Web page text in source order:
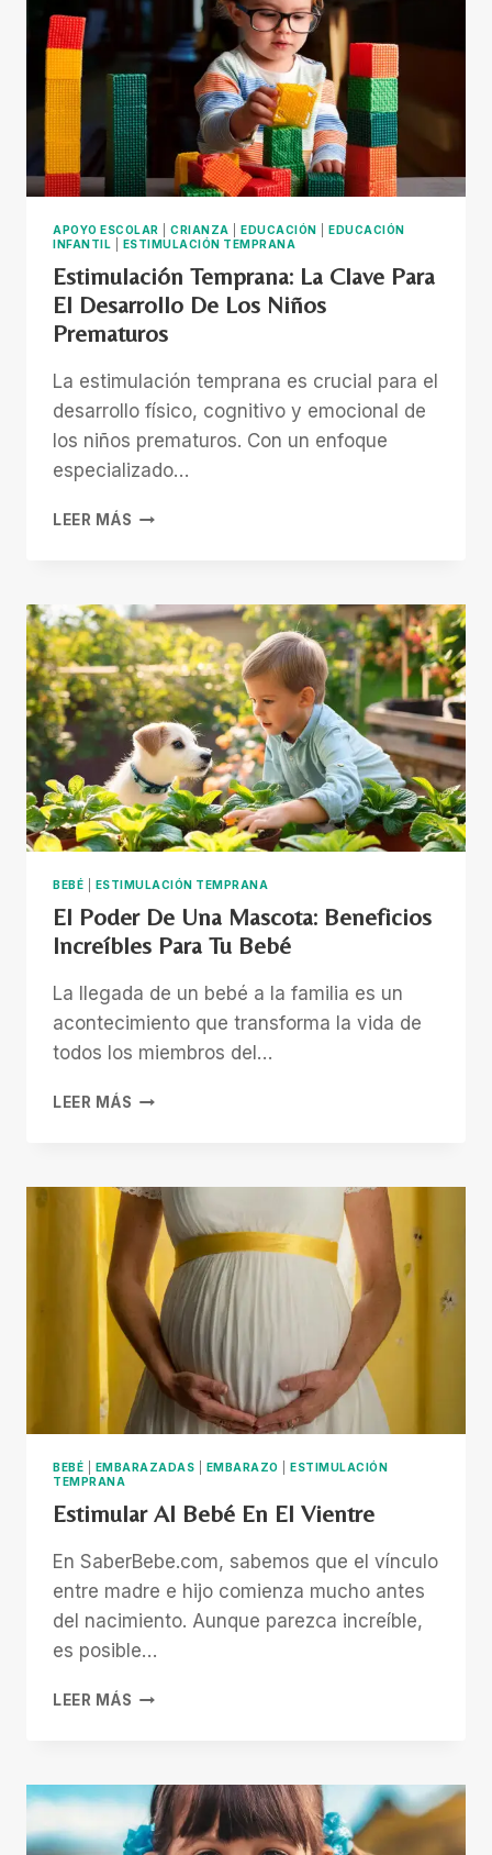
DESARROLLO
DE
BEBÉ
APOYO ESCOLAR CRIANZA EDUCACIÓN
EDUCACIÓN
INFANTIL
ESTIMULACIÓN TEMPRANA
Estimulación Temprana: La Clave Para
El Desarrollo De Los Niños
Prematuros
La estimulación temprana es crucial para el
desarrollo físico, cognitivo y emocional de
los niños prematuros. Con un enfoque
especializado…
LEER MÁS ESTIMULACIÓN
PARA
EL
DESARROLLO
DE
LOS
NIÑOS
PREMATUROS
BEBÉ ESTIMULACIÓN TEMPRANA
El Poder De Una Mascota: Beneficios
Increíbles Para Tu Bebé
La llegada de un bebé a la familia es un
acontecimiento que transforma la vida de
todos los miembros del…
LEER MÁS
MASCOTA:
BENEFICIOS
INCREÍBLES
PARA
TU
BEBÉ
BEBÉ EMBARAZADAS EMBARAZO
ESTIMULACIÓN
TEMPRANA
Estimular Al Bebé En El Vientre
En SaberBebe.com, sabemos que el vínculo
entre madre e hijo comienza mucho antes
del nacimiento. Aunque parezca increíble,
es posible…
LEER MÁS ESTIMULAR
EL
VIENTRE